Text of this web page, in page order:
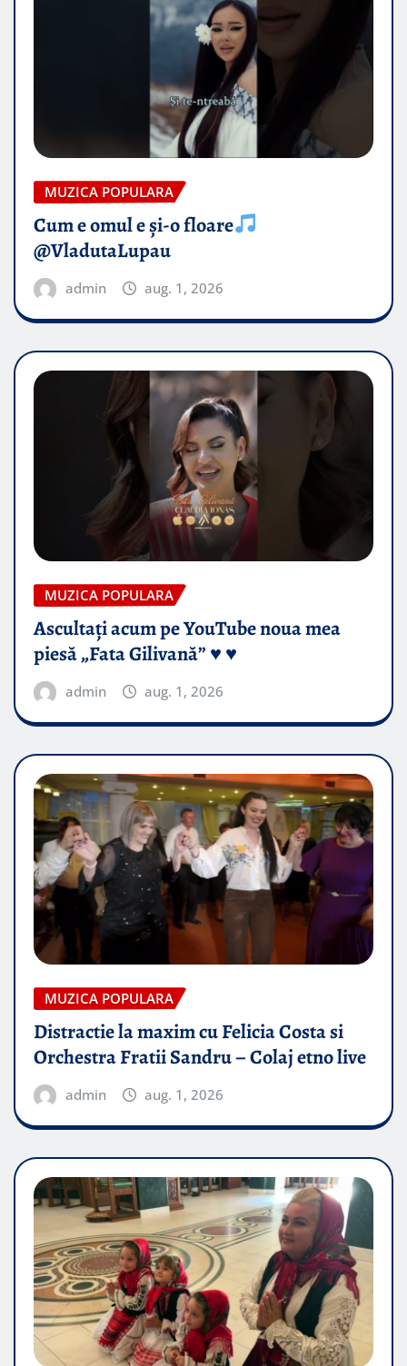
MUZICA POPULARA
Cum e omul e și-o floare
@VladutaLupau
admin aug. 1, 2026
MUZICA POPULARA
Ascultați acum pe YouTube noua mea
piesă „Fata Gilivană” ♥️ ♥️
admin aug. 1, 2026
MUZICA POPULARA
Distractie la maxim cu Felicia Costa si
Orchestra Fratii Sandru – Colaj etno live
admin aug. 1, 2026